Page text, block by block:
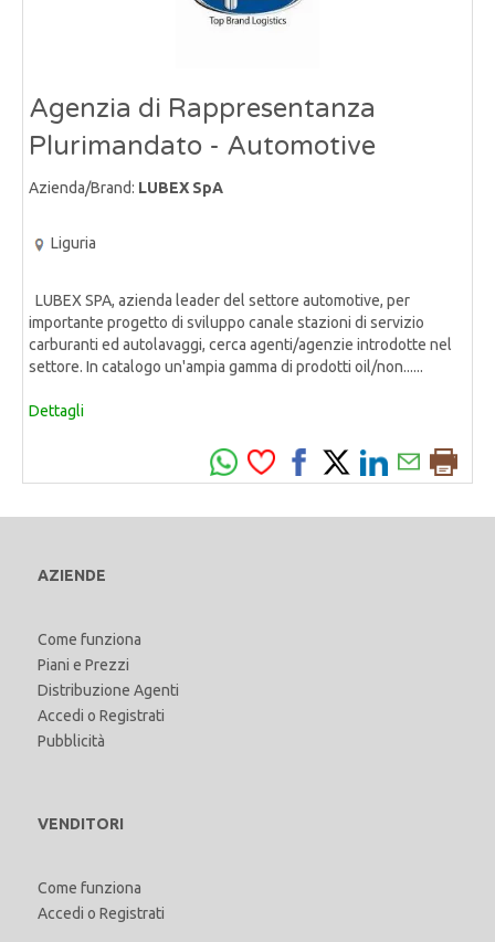
Agenzia di Rappresentanza
Plurimandato - Automotive
Azienda/Brand: LUBEX SpA
Liguria
LUBEX SPA, azienda leader del settore automotive, per
importante progetto di sviluppo canale stazioni di servizio
carburanti ed autolavaggi, cerca agenti/agenzie introdotte nel
settore. In catalogo un'ampia gamma di prodotti oil/non......
Dettagli
AZIENDE
Come funziona
Piani e Prezzi
Distribuzione Agenti
Accedi o Registrati
Pubblicità
VENDITORI
Come funziona
Accedi o Registrati